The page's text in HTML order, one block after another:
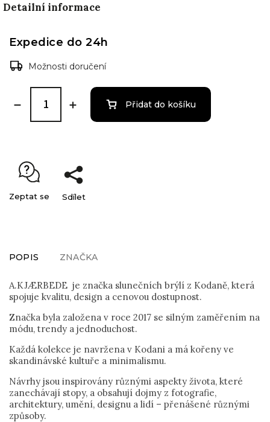
Detailní informace
Expedice do 24h
Možnosti doručení
Přidat do košíku
Zeptat se Sdílet
POPIS ZNAČKA
A.KJÆRBEDE je značka slunečních brýlí z Kodaně, která
spojuje kvalitu, design a cenovou dostupnost.
Značka byla založena v roce 2017 se silným zaměřením na
módu, trendy a jednoduchost.
Každá kolekce je navržena v Kodani a má kořeny ve
skandinávské kultuře a minimalismu.
Návrhy jsou inspirovány různými aspekty života, které
zanechávají stopy, a obsahují dojmy z fotografie,
architektury, umění, designu a lidí – přenášené různými
způsoby.